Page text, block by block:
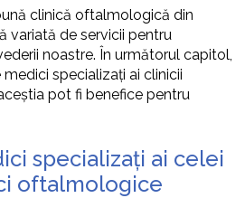
clinică oftalmologică din
variată de servicii pentru
noastre. În următorul capitol,
specializați ai clinicii
pot fi benefice pentru
specializați ai celei
oftalmologice